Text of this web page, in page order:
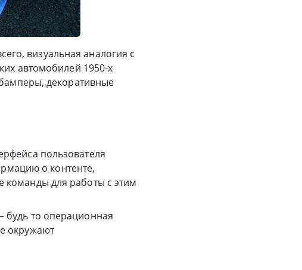
визуальная аналогия с
автомобилей 1950-х
декоративные
пользователя
о контенте,
команды для работы с этим
будь то операционная
окружают